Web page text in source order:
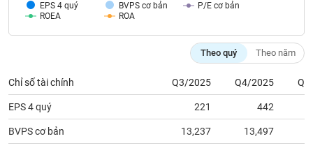
EPS 4 quý BVPS cơ bản
P/E cơ bản
ROEA
ROA
Theo quý Theo năm
Chỉ số tài chính Q3/2025 Q4/2025
EPS 4 quý 221 442
BVPS cơ bản 13,237 13,497